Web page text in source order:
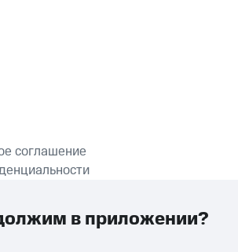
ПРИЛОЖЕНИЕ
соглашение